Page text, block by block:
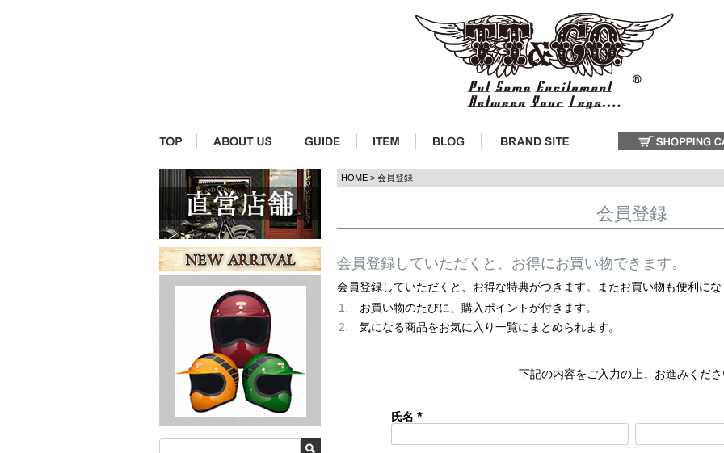
HOME 会員登録
会員登録
会員登録していただくと、お得にお買い物できます。
会員登録していただくと、お得な特典がつきます。またお買い物も便利に
お買い物のたびに、購入ポイントが付きます。
気になる商品をお気に入り一覧にまとめられます。
下記の内容をご入力の上、お進みくだ
氏名
必